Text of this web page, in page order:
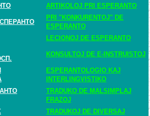
ARTIKOLOJ PRI ESPERANTO
PRI "KONKURENTOJ" DE
ESPERANTO
LECIONOJ DE ESPERANTO
KONSULTOJ DE E-INSTRUISTOJ
ESPERANTOLOGIO KAJ
INTERLINGVISTIKO
TRADUKO DE MALSIMPLAJ
FRAZOJ
TRADUKOJ DE DIVERSAJ